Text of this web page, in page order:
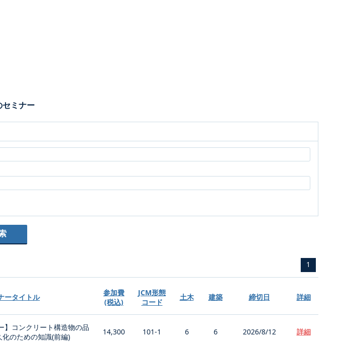
セミナー
1
ータイトル
参加費
(税込)
JCM形態
コード
土木 建築 締切日 詳細
】コンクリート構造物の品
のための知識(前編)
14,300 101-1 6 6 2026/8/12 詳細